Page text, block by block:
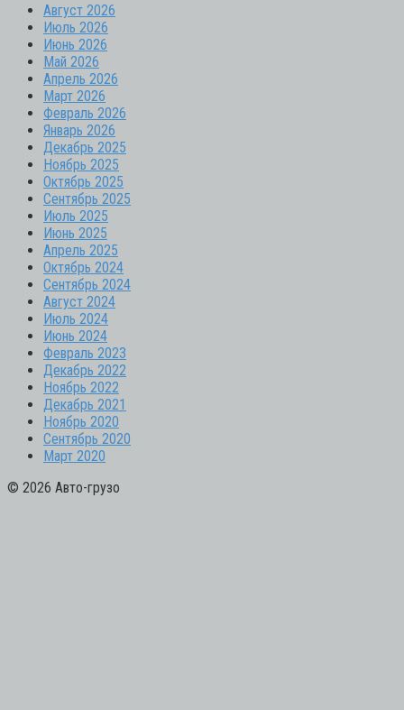
Август 2026
Июль 2026
Июнь 2026
Май 2026
Апрель 2026
Март 2026
Февраль 2026
Январь 2026
Декабрь 2025
Ноябрь 2025
Октябрь 2025
Сентябрь 2025
Июль 2025
Июнь 2025
Апрель 2025
Октябрь 2024
Сентябрь 2024
Август 2024
Июль 2024
Июнь 2024
Февраль 2023
Декабрь 2022
Ноябрь 2022
Декабрь 2021
Ноябрь 2020
Сентябрь 2020
Март 2020
© 2026 Авто-грузо